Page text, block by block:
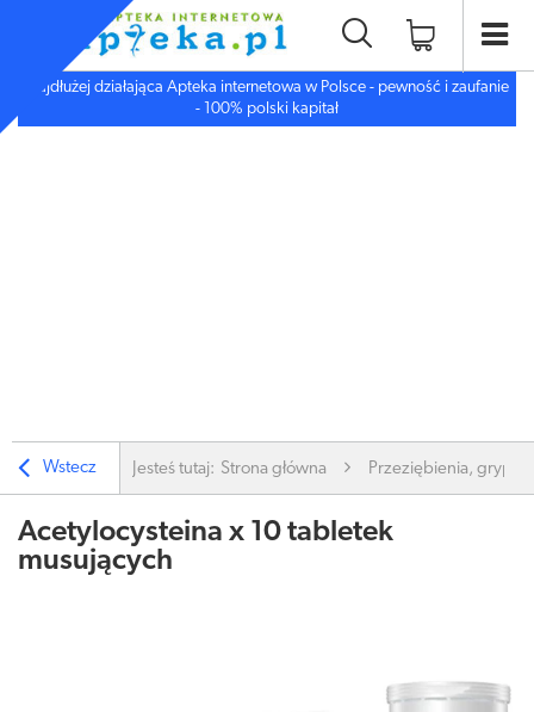
Najdłużej działająca Apteka internetowa w Polsce - pewność i zaufanie
- 100% polski kapitał
Wstecz Jesteś tutaj: Strona główna Przeziębienia, grypa
Acetylocysteina x 10 tabletek
musujących